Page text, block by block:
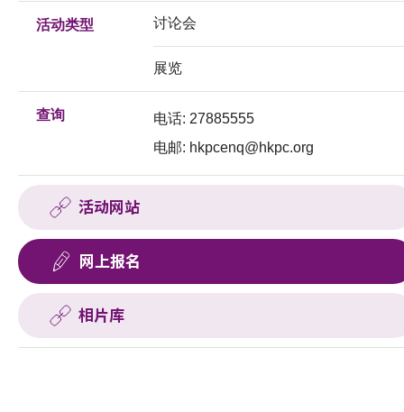
活动类型 讨论会
展览
查询
电话: 27885555
电邮: hkpcenq@hkpc.org
活动网站
网上报名
相片库